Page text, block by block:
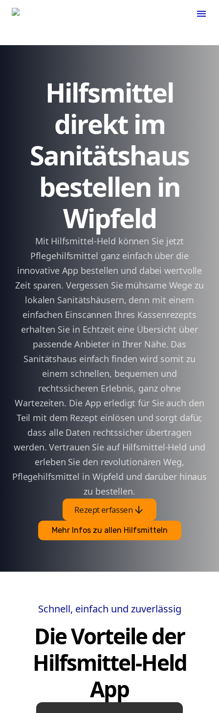
menu
Hilfsmittel
direkt im
Sanitätshaus
bestellen in
Wipfeld
Mit Hilfsmittel-Held können Sie jetzt
Pflegehilfsmittel ganz einfach über die
innovative App bestellen und dabei wertvolle
Zeit sparen. Vergessen Sie mühsame Wege zu
lokalen Sanitätshäusern, denn mit einem
einfachen Einscannen Ihres Kassenrezepts
erhalten Sie in Echtzeit eine Übersicht über
passende Anbieter in Ihrer Nähe. Das
Sanitätshaus einfach finden wird somit zu
einem schnellen, bequemen und
rechtssicheren Erlebnis, ganz ohne
Wartezeiten. Die App erledigt für Sie auch den
Teil mit dem Rezept einlösen und sorgt dafür,
dass alle Daten rechtssicher übertragen
werden. Vertrauen Sie auf Hilfsmittel-Held und
erleben Sie den revolutionären Weg,
Pflegehilfsmittel in Wipfeld und darüber hinaus
zu bestellen.
Rezept erfassenarrow_downward
Mehr Infos zu allen Hilfsmitteln
Schnell, einfach und zuverlässig
Die Vorteile der
Hilfsmittel-Held
App